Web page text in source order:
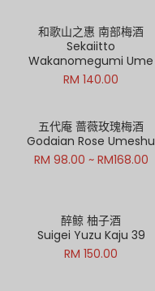
和歌山之惠 南部梅酒
Sekaiitto
Wakanomegumi Ume
RM 140.00
五代庵 蔷薇玫瑰梅酒
Godaian Rose Umeshu
RM 98.00 ~ RM168.00
醉鲸 柚子酒
Suigei Yuzu Kaju 39
RM 150.00